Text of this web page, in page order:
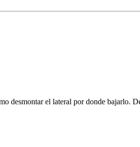
desmontar el lateral por donde bajarlo.